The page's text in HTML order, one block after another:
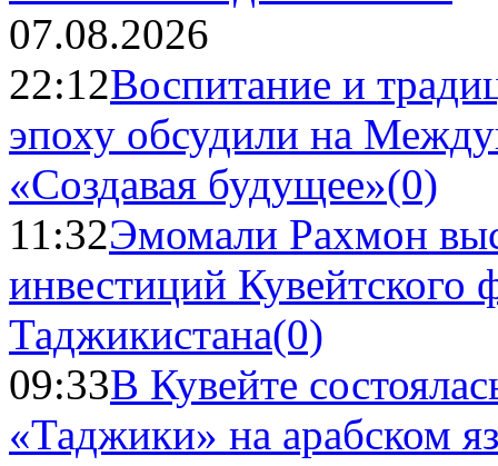
07.08.2026
22:12Воспитание и
эпоху обсудили на
«Создавая будущее»(0)
11:32Эмомали Рахмон
инвестиций Кувейтского
Таджикистана(0)
09:33В Кувейте
«Таджики» на арабском